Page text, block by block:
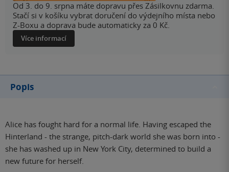
Od 3. do 9. srpna máte dopravu přes Zásilkovnu zdarma.
Stačí si v košíku vybrat doručení do výdejního místa nebo
Z-Boxu a doprava bude automaticky za 0 Kč.
Více informací
Popis
Alice has fought hard for a normal life. Having escaped the
Hinterland - the strange, pitch-dark world she was born into -
she has washed up in New York City, determined to build a
new future for herself.